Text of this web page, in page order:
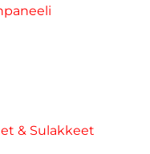
& Sulakkeet